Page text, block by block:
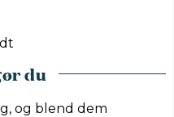
du
og blend dem